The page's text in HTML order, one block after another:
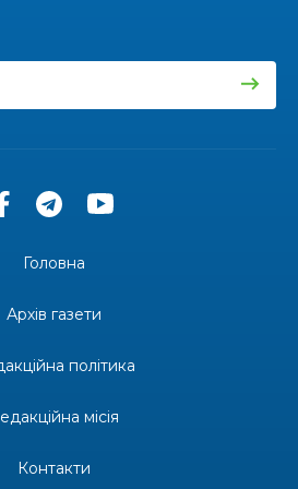
свято краси, мистецтва
постатей Бахмута –
святом
Головна
Архів газети
політика
місія
Контакти